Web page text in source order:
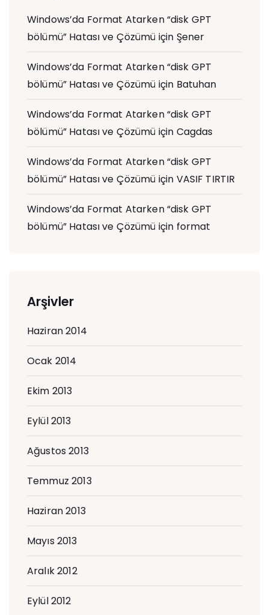
Windows’da Format Atarken “disk GPT
bölümü” Hatası ve Çözümü için Şener
Windows’da Format Atarken “disk GPT
bölümü” Hatası ve Çözümü için Batuhan
Windows’da Format Atarken “disk GPT
bölümü” Hatası ve Çözümü için Cagdas
Windows’da Format Atarken “disk GPT
bölümü” Hatası ve Çözümü için VASIF TIRTIR
Windows’da Format Atarken “disk GPT
bölümü” Hatası ve Çözümü için format
Arşivler
Haziran 2014
Ocak 2014
Ekim 2013
Eylül 2013
Ağustos 2013
Temmuz 2013
Haziran 2013
Mayıs 2013
Aralık 2012
Eylül 2012